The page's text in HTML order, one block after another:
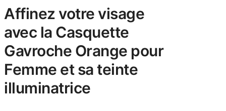
Affinez votre visage
avec la Casquette
Gavroche Orange pour
Femme et sa teinte
illuminatrice